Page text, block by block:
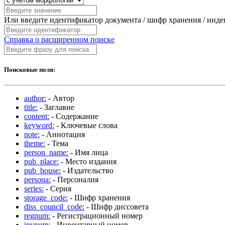
Или введите идентификатор документа / шифр хранения /
Справка о расширенном поиске
Поисковые поля:
author: - Автор
title: - Заглавие
content: - Содержание
keyword: - Ключевые слова
note: - Аннотация
theme: - Тема
person_name: - Имя лица
pub_place: - Место издания
pub_house: - Издательство
persona: - Персоналия
series: - Серия
storage_code: - Шифр хранения
diss_council_code: - Шифр диссовета
regnum: - Регистрационный номер